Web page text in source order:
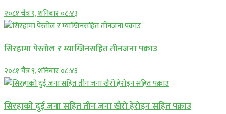
२०८१ चैत्र ९, शनिबार ०८:४३
सिरहामा पेस्तोल र म्याग्जिनसहित तीनजना पक्राउ
२०८१ चैत्र ९, शनिबार ०८:४३
सिरहाकाे दुई जना सहित तीन जना खैरो हेरोइन सहित पक्राउ